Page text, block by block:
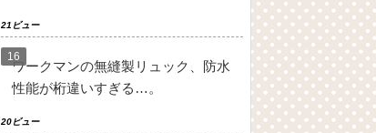
21ビュー
ワークマンの無縫製リュック、防水
性能が桁違いすぎる…。
20ビュー